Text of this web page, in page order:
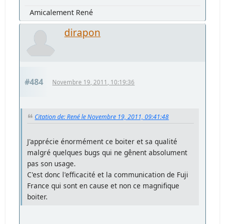
Amicalement René
dirapon
#484 Novembre 19, 2011, 10:19:36
Citation de: René le Novembre 19, 2011, 09:41:48
J'apprécie énormément ce boiter et sa qualité
malgré quelques bugs qui ne gênent absolument
pas son usage.
C'est donc l'efficacité et la communication de Fuji
France qui sont en cause et non ce magnifique
boiter.